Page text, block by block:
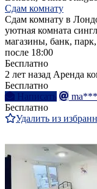
Сдам комнату
Сдам комнату в
уютная комната
магазины, банк,
после 18:00
Бесплатно
2 лет назад Аренда
Бесплатно
Написать
Бесплатно
Удалить из